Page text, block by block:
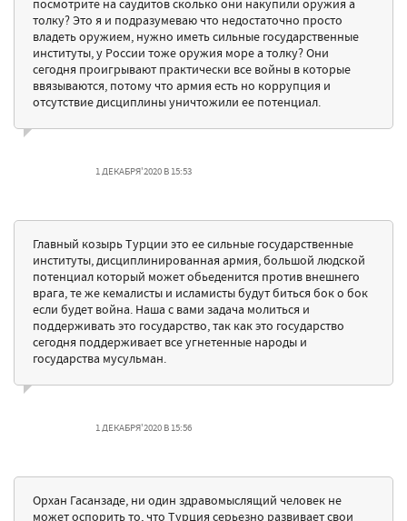
посмотрите на саудитов сколько они накупили оружия а
толку? Это я и подразумеваю что недостаточно просто
владеть оружием, нужно иметь сильные государственные
институты, у России тоже оружия море а толку? Они
сегодня проигрывают практически все войны в которые
ввязываются, потому что армия есть но коррупция и
отсутствие дисциплины уничтожили ее потенциал.
1 ДЕКАБРЯ'2020 В 15:53
Главный козырь Турции это ее сильные государственные
институты, дисциплинированная армия, большой людской
потенциал который может обьеденится против внешнего
врага, те же кемалисты и исламисты будут биться бок о бок
если будет война. Наша с вами задача молиться и
поддерживать это государство, так как это государство
сегодня поддерживает все угнетенные народы и
государства мусульман.
1 ДЕКАБРЯ'2020 В 15:56
Орхан Гасанзаде, ни один здравомыслящий человек не
может оспорить то, что Турция серьезно развивает свои